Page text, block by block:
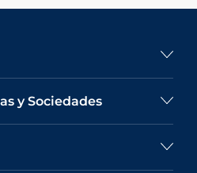
y Sociedades